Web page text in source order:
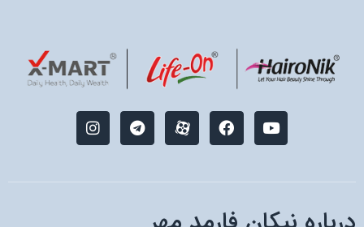
Y
o
u
e
F
a
c
o
M
-
i
T
e
l
I
n
s